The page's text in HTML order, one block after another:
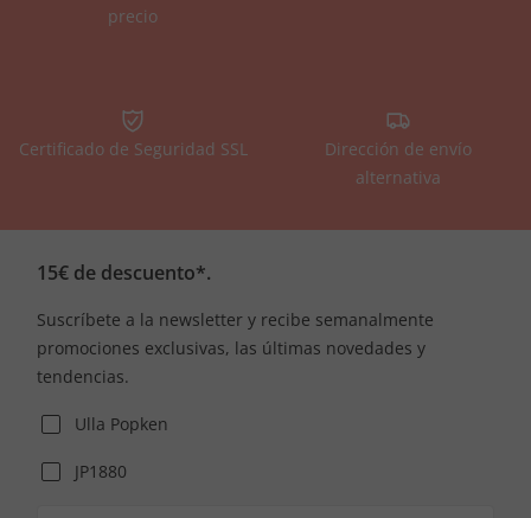
precio
Certificado de Seguridad SSL
Dirección de envío
alternativa
15€ de descuento*.
Suscríbete a la newsletter y recibe semanalmente
promociones exclusivas, las últimas novedades y
tendencias.
Ulla Popken
JP1880